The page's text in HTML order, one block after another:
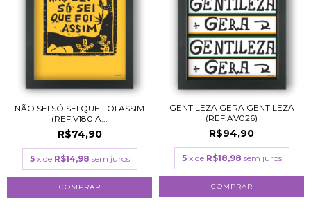
NÃO SEI SÓ SEI QUE FOI ASSIM
(REF:V180|A...
R$74,90
5 x de R$14,98 sem juros
COMPRAR
GENTILEZA GERA GENTILEZA
(REF:AV026)
R$94,90
5 x de R$18,98 sem juros
COMPRAR